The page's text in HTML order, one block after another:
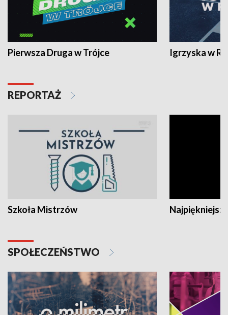
Pierwsza Druga w Trójce Igrzyska w
REPORTAŻ
Szkoła Mistrzów
SPOŁECZEŃSTWO